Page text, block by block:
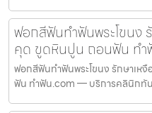
ฟอกสีฟันทำฟันพระโขนง
คุด ขูดหินปูน ถอนฟัน ทำ
ฟอกสีฟันทำฟันพระโขนง รักษาเห
ฟัน ทำฟัน.com — บริการคลินิกทั